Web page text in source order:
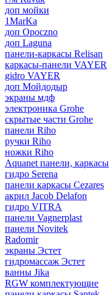
доп мойки
1MarKa
доп Opoczno
доп Laguna
панели-каркасы Relisan
каркасы-панели VAYER
gidro VAYER
доп Мойдодыр
экраны мдф
электроника Grohe
скрытые части Grohe
панели Riho
ручки Riho
ножки Riho
Aquanet панели, каркасы
гидро Serena
панели каркасы Cezares
акрил Jacob Delafon
гидро VITRA
панели Vagnerplast
панели Novitek
Radomir
экраны Эстет
гидромассаж Эстет
ванны Jika
RGW комплектующие